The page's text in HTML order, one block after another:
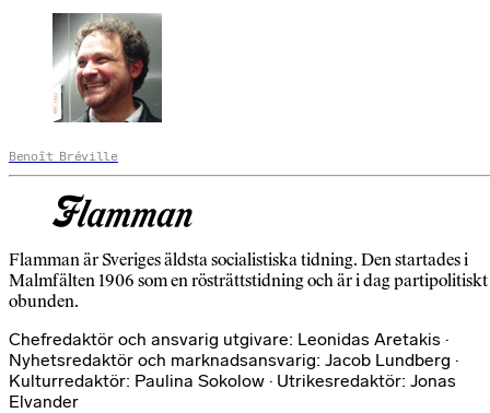
Benoît Bréville
Flamman är Sveriges äldsta socialistiska tidning. Den startades i
Malmfälten 1906 som en rösträttstidning och är i dag partipolitiskt
obunden.
Chefredaktör och ansvarig utgivare: Leonidas Aretakis ·
Nyhetsredaktör och marknadsansvarig: Jacob Lundberg ·
Kulturredaktör: Paulina Sokolow · Utrikesredaktör: Jonas
Elvander